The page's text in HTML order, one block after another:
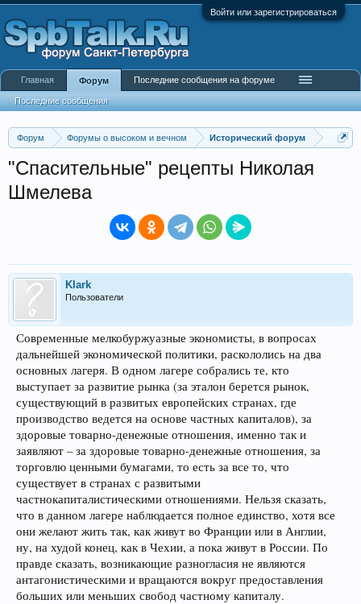
Войти или зарегистрироваться
Форум Форумы о высоком и вечном Исторический форум
"Спасительные" рецепты Николая
Шмелева
Klark
Пользователи
Современные мелкобуржуазные экономисты, в вопросах
дальнейшей экономической политики, раскололись на два
основных лагеря. В одном лагере собрались те, кто
выступает за развитие рынка (за эталон берется рынок,
существующий в развитых европейских странах, где
производство ведется на основе частных капиталов), за
здоровые товарно-денежные отношения, именно так и
заявляют – за здоровые товарно-денежные отношения, за
торговлю ценными бумагами, то есть за все то, что
существует в странах с развитыми
частнокапиталистическими отношениями. Нельзя сказать,
что в данном лагере наблюдается полное единство, хотя все
они желают жить так, как живут во Франции или в Англии,
ну, на худой конец, как в Чехии, а пока живут в России. По
правде сказать, возникающие разногласия не являются
антагонистическими и вращаются вокруг предоставления
больших или меньших свобод частному капиталу.
Главная Форум
Последние сообщения
Последние сообщения на форуме